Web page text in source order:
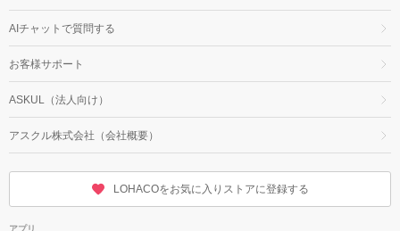
AIチャットで質問する
お客様サポート
ASKUL（法人向け）
アスクル株式会社（会社概要）
LOHACOをお気に入りストアに登録する